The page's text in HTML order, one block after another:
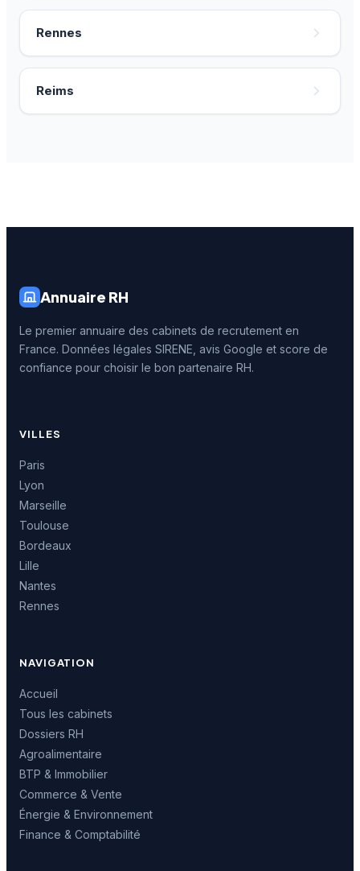
Rennes
Reims
Annuaire RH
Le premier annuaire des cabinets de recrutement en
France. Données légales SIRENE, avis Google et score de
confiance pour choisir le bon partenaire RH.
VILLES
Paris
Lyon
Marseille
Toulouse
Bordeaux
Lille
Nantes
Rennes
NAVIGATION
Accueil
Tous les cabinets
Dossiers RH
Agroalimentaire
BTP & Immobilier
Commerce & Vente
Énergie & Environnement
Finance & Comptabilité